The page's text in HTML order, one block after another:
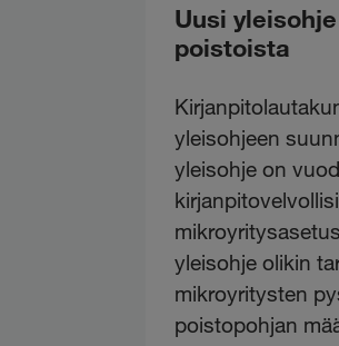
Uusi
poistoista
yleisohjeen
yleisohje on
yleisohje olikin
mikroyritysten
poistopohjan